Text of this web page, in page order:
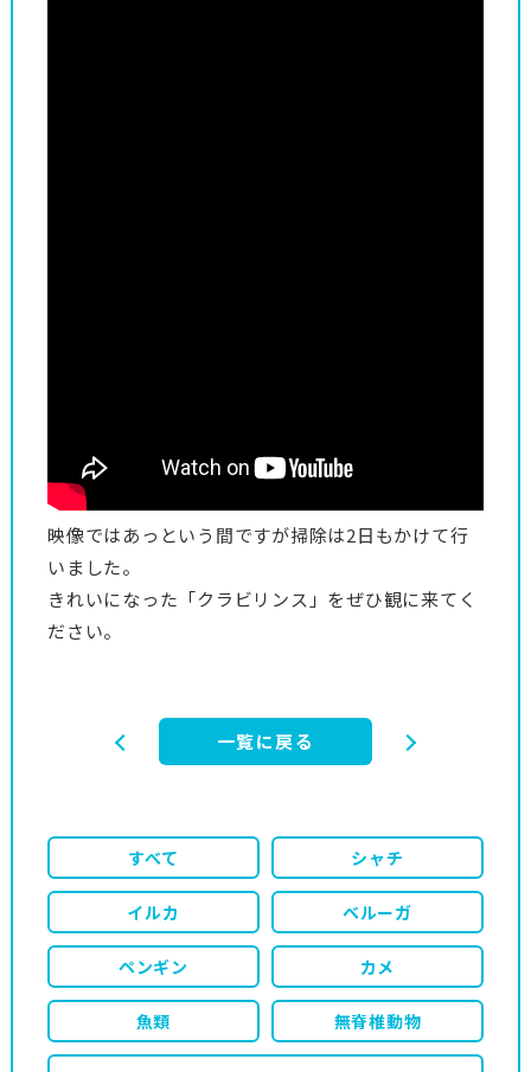
映像ではあっという間ですが掃除は2日もかけて行
いました。
きれいになった「クラビリンス」をぜひ観に来てく
ださい。
一覧に戻る
すべて シャチ
イルカ ベルーガ
ペンギン カメ
魚類 無脊椎動物